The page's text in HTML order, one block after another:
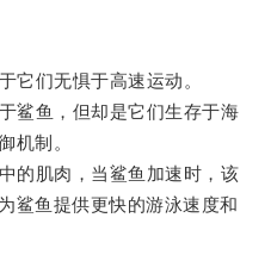
们无惧于高速运动。
鱼，但却是它们生存于海
机制。
肌肉，当鲨鱼加速时，该
鲨鱼提供更快的游泳速度和